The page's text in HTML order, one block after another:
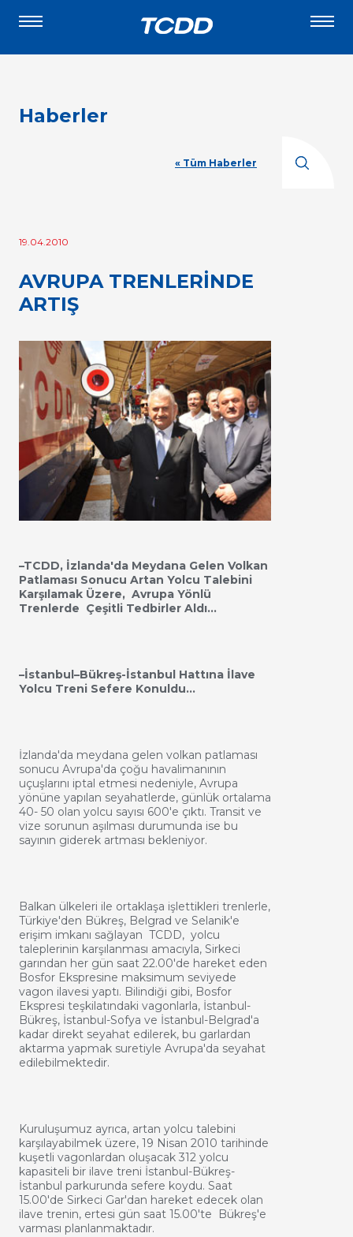
Haberler
« Tüm Haberler
19.04.2010
AVRUPA TRENLERİNDE
ARTIŞ
–TCDD, İzlanda'da Meydana Gelen Volkan
Patlaması Sonucu Artan Yolcu Talebini
Karşılamak Üzere, Avrupa Yönlü
Trenlerde Çeşitli Tedbirler Aldı…
–İstanbul–Bükreş-İstanbul Hattına İlave
Yolcu Treni Sefere Konuldu…
İzlanda'da meydana gelen volkan patlaması
sonucu Avrupa'da çoğu havalimanının
uçuşlarını iptal etmesi nedeniyle, Avrupa
yönüne yapılan seyahatlerde, günlük ortalama
40- 50 olan yolcu sayısı 600'e çıktı. Transit ve
vize sorunun aşılması durumunda ise bu
sayının giderek artması bekleniyor.
Balkan ülkeleri ile ortaklaşa işlettikleri trenlerle,
Türkiye'den Bükreş, Belgrad ve Selanik'e
erişim imkanı sağlayan TCDD, yolcu
taleplerinin karşılanması amacıyla, Sirkeci
garından her gün saat 22.00'de hareket eden
Bosfor Ekspresine maksimum seviyede
vagon ilavesi yaptı. Bilindiği gibi, Bosfor
Ekspresi teşkilatındaki vagonlarla, İstanbul-
Bükreş, İstanbul-Sofya ve İstanbul-Belgrad'a
kadar direkt seyahat edilerek, bu garlardan
aktarma yapmak suretiyle Avrupa'da seyahat
edilebilmektedir.
Kuruluşumuz ayrıca, artan yolcu talebini
karşılayabilmek üzere, 19 Nisan 2010 tarihinde
kuşetli vagonlardan oluşacak 312 yolcu
kapasiteli bir ilave treni İstanbul-Bükreş-
İstanbul parkurunda sefere koydu. Saat
15.00'de Sirkeci Gar'dan hareket edecek olan
ilave trenin, ertesi gün saat 15.00'te Bükreş'e
varması planlanmaktadır.